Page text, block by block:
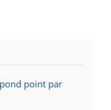
point par